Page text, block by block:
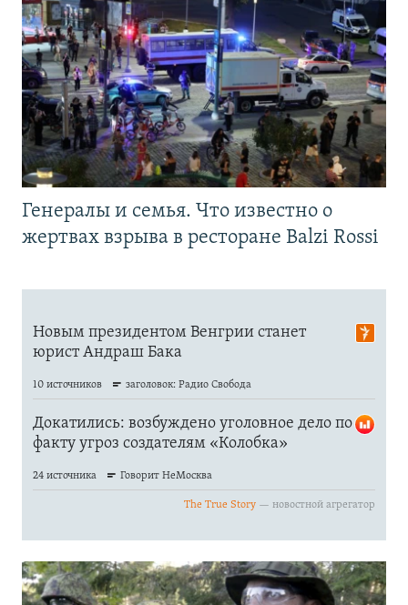
Генералы и семья. Что известно о
жертвах взрыва в ресторане Balzi Rossi